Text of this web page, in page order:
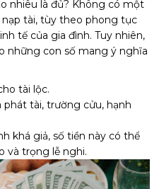
nhiêu là đủ? Không có một
tài, tùy theo phong tục
tế của gia đình. Tuy nhiên,
những con số mang ý nghĩa
tài lộc.
phát tài, trường cửu, hạnh
khá giả, số tiền này có thể
và trọng lễ nghi.